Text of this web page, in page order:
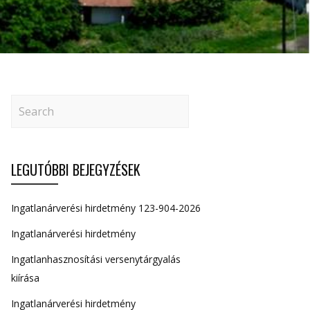
LEGUTÓBBI BEJEGYZÉSEK
Ingatlanárverési hirdetmény 123-904-2026
Ingatlanárverési hirdetmény
Ingatlanhasznosítási versenytárgyalás
kiírása
Ingatlanárverési hirdetmény